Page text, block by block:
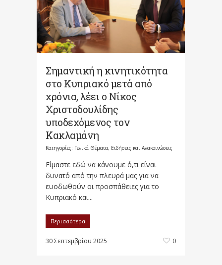
Σημαντική η κινητικότητα
στο Κυπριακό μετά από
χρόνια, λέει ο Νίκος
Χριστοδουλίδης
υποδεχόμενος τον
Κακλαμάνη
Κατηγορίες: Γενικά Θέματα, Ειδήσεις και Ανακοινώσεις
Είμαστε εδώ να κάνουμε ό,τι είναι
δυνατό από την πλευρά μας για να
ευοδωθούν οι προσπάθειες για το
Κυπριακό και...
Περισσότερα
30 Σεπτεμβρίου 2025 0